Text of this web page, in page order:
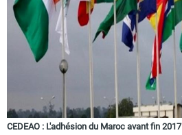
CEDEAO : L'adhésion du Maroc avant fin 2017